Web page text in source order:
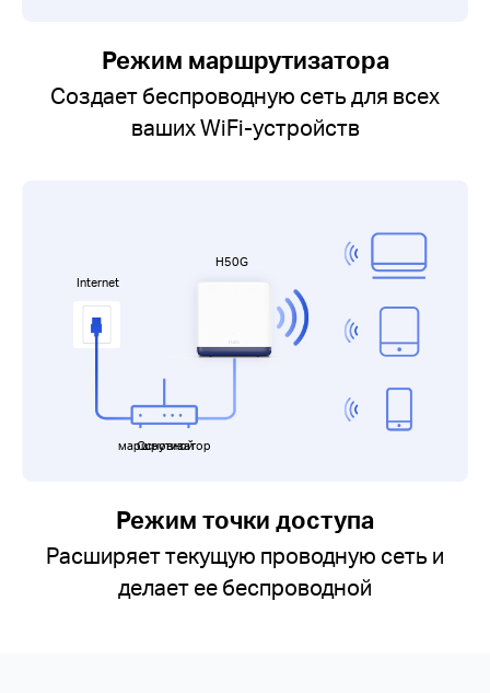
Режим маршрутизатора
Создает беспроводную сеть для всех
ваших WiFi-устройств
Internet
H50G
Основной маршрутизатор
Режим точки доступа
Расширяет текущую проводную сеть и
делает ее беспроводной